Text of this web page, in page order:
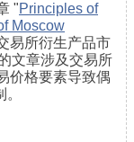
"Principles of
Moscow
易所衍生产品市
文章涉及交易所
价格要素导致偶